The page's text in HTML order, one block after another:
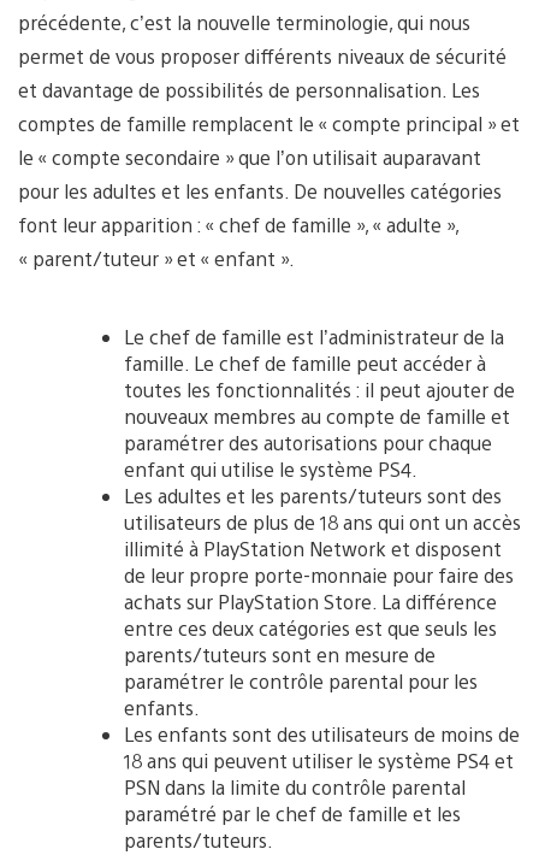
précédente, c’est la nouvelle terminologie, qui nous
permet de vous proposer différents niveaux de sécurité
et davantage de possibilités de personnalisation. Les
comptes de famille remplacent le « compte principal » et
le « compte secondaire » que l’on utilisait auparavant
pour les adultes et les enfants. De nouvelles catégories
font leur apparition : « chef de famille », « adulte »,
« parent/tuteur » et « enfant ».
Le chef de famille est l’administrateur de la
famille. Le chef de famille peut accéder à
toutes les fonctionnalités : il peut ajouter de
nouveaux membres au compte de famille et
paramétrer des autorisations pour chaque
enfant qui utilise le système PS4.
Les adultes et les parents/tuteurs sont des
utilisateurs de plus de 18 ans qui ont un accès
illimité à PlayStation Network et disposent
de leur propre porte-monnaie pour faire des
achats sur PlayStation Store. La différence
entre ces deux catégories est que seuls les
parents/tuteurs sont en mesure de
paramétrer le contrôle parental pour les
enfants.
Les enfants sont des utilisateurs de moins de
18 ans qui peuvent utiliser le système PS4 et
PSN dans la limite du contrôle parental
paramétré par le chef de famille et les
parents/tuteurs.